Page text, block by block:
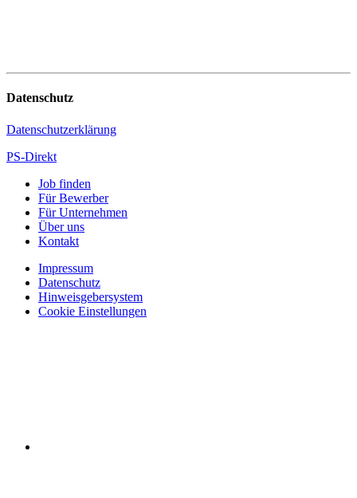
Datenschutz
Datenschutzerklärung
PS-Direkt
Job finden
Für Bewerber
Für Unternehmen
Über uns
Kontakt
Impressum
Datenschutz
Hinweisgebersystem
Cookie Einstellungen